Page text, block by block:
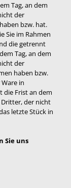
Tag, an dem
der
bzw. hat.
Sie im Rahmen
die getrennt
Tag, an dem
der
haben bzw.
in
die Frist an dem
der nicht
letzte Stück in
Sie uns